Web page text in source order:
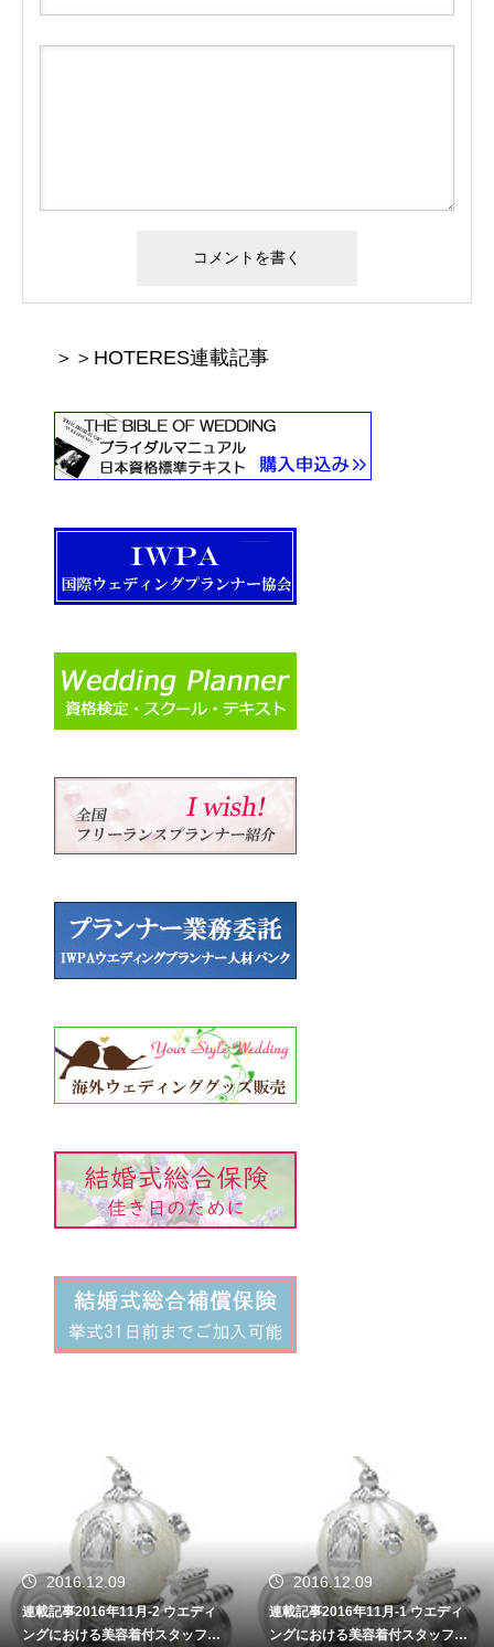
＞＞HOTERES連載記事
2016.12.09
連載記事2016年11月-2 ウエディ
ングにおける美容着付スタッフの
2016.12.09
連載記事2016年11月-1 ウエディ
ングにおける美容着付スタッフの